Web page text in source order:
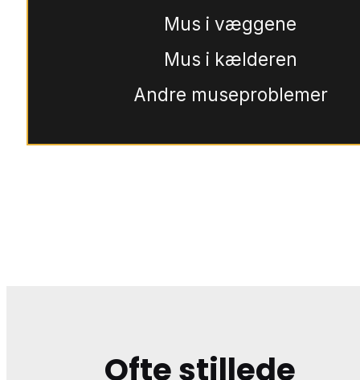
Mus i væggene
Mus i kælderen
Andre museproblemer
Ofte stillede